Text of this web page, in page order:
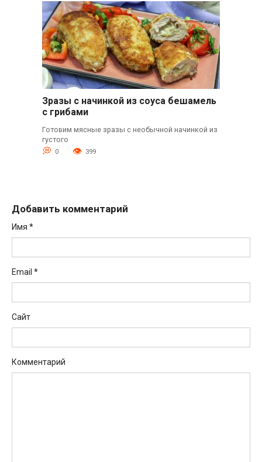
Зразы с начинкой из соуса бешамель
с грибами
Готовим мясные зразы с необычной начинкой из
густого
0 399
Добавить комментарий
Имя *
Email *
Сайт
Комментарий